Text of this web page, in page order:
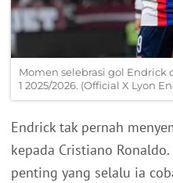
Momen selebrasi gol Endrick
1 2025/2026. (Official X Lyon
Endrick tak pernah
kepada Cristiano
penting yang selalu ia